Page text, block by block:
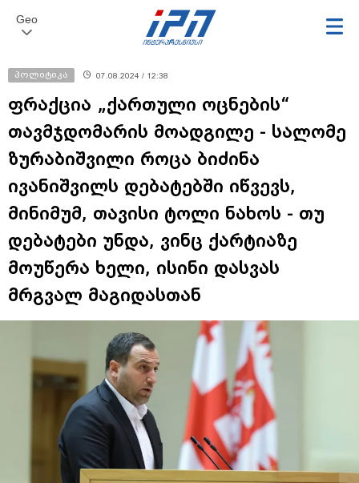
Geo
პოლიტიკა 07.08.2024 / 12:38
ფრაქცია „ქართული ოცნების“
თავმჯდომარის მოადგილე - სალომე
ზურაბიშვილი როცა ბიძინა
ივანიშვილს დებატებში იწვევს,
მინიმუმ, თავისი ტოლი ნახოს - თუ
დებატები უნდა, ვინც ქარტიაზე
მოუწერა ხელი, ისინი დასვას
მრგვალ მაგიდასთან